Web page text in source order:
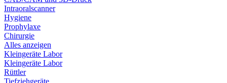
Intraoralscanner
Hygiene
Prophylaxe
Chirurgie
Alles anzeigen
Kleingeräte Labor
Kleingeräte Labor
Rüttler
Tiefziehgeräte